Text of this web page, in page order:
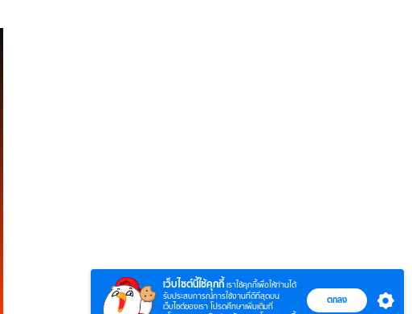
6 ภูตถังซาน
(พากย์ไทย) 7 ภูตถังซาน 2
(พากย์ไทย) 8 พบเ
เว็บไซต์นี้ใช้คุกกี้ เราใช้คุกกี้เพื่อให้ท่านได้
รับประสบการณ์การใช้งานที่ดีที่สุดบน
เว็บไซต์ของเรา โปรดศึกษาเพิ่มเติมที่
ตกลง